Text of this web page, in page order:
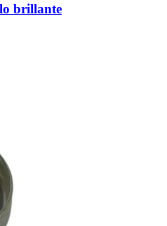
brillante